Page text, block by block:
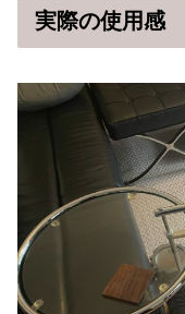
実際の使用感